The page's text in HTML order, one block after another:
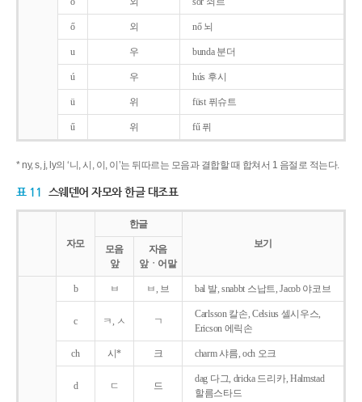
ő 외 nő 뇌
u 우 bunda 분더
ú 우 hús 후시
ü 위 füst 퓌슈트
ű 위 fű 퓌
* ny, s, j, ly의 ‘니, 시, 이, 이’는 뒤따르는 모음과 결합할 때 합쳐서 1 음절로 적는다.
표 11 스웨덴어 자모와 한글 대조표
자모
한글
보기
모음
앞
자음
앞ㆍ어말
b ㅂ ㅂ, 브 bal 발, snabbt 스납트, Jacob 야코브
c ㅋ, ㅅ ㄱ
Carlsson 칼손, Celsius 셀시우스,
Ericson 에릭손
ch 시* 크 charm 샤름, och 오크
d ㄷ 드
dag 다그, dricka 드리카, Halmstad
할름스타드